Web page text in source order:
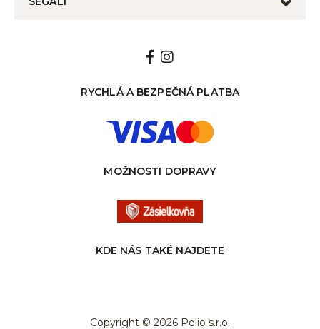
RYCHLÁ A BEZPEČNÁ PLATBA
MOŽNOSTI DOPRAVY
KDE NÁS TAKÉ NAJDETE
Copyright © 2026 Pelio s.r.o.